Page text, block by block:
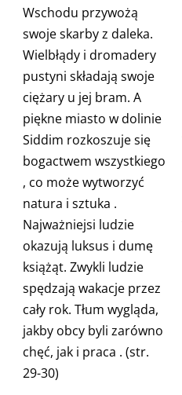
Wschodu przywożą
swojeskarbyz daleka.
Wielbłądy i dromadery
pustyni składają swoje
ciężary u jej bram. A
piękne miasto wdolinie
Siddim rozkoszuje się
bogactwem wszystkiego
, co może wytworzyć
natura i sztuka .
Najważniejsi ludzie
okazują luksus i dumę
książąt. Zwykli ludzie
spędzają wakacje przez
cały rok. Tłum wygląda,
jakby obcy byli zarówno
chęć, jak i praca . (str.
29-30)